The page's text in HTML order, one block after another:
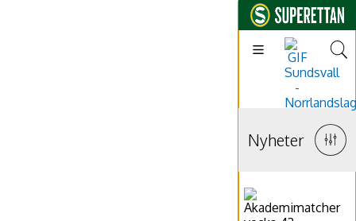
Nyheter